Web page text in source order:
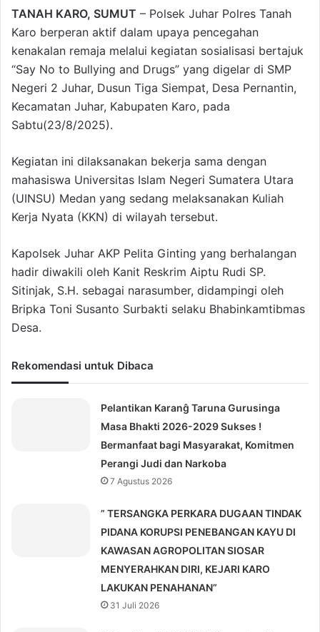
TANAH KARO, SUMUT – Polsek Juhar Polres Tanah
Karo berperan aktif dalam upaya pencegahan
kenakalan remaja melalui kegiatan sosialisasi bertajuk
“Say No to Bullying and Drugs” yang digelar di SMP
Negeri 2 Juhar, Dusun Tiga Siempat, Desa Pernantin,
Kecamatan Juhar, Kabupaten Karo, pada
Sabtu(23/8/2025).
Kegiatan ini dilaksanakan bekerja sama dengan
mahasiswa Universitas Islam Negeri Sumatera Utara
(UINSU) Medan yang sedang melaksanakan Kuliah
Kerja Nyata (KKN) di wilayah tersebut.
Kapolsek Juhar AKP Pelita Ginting yang berhalangan
hadir diwakili oleh Kanit Reskrim Aiptu Rudi SP.
Sitinjak, S.H. sebagai narasumber, didampingi oleh
Bripka Toni Susanto Surbakti selaku Bhabinkamtibmas
Desa.
Rekomendasi untuk Dibaca
Pelantikan Karanĝ Taruna Gurusinga
Masa Bhakti 2026-2029 Sukses !
Bermanfaat bagi Masyarakat, Komitmen
Perangi Judi dan Narkoba
7 Agustus 2026
” TERSANGKA PERKARA DUGAAN TINDAK
PIDANA KORUPSI PENEBANGAN KAYU DI
KAWASAN AGROPOLITAN SIOSAR
MENYERAHKAN DIRI, KEJARI KARO
LAKUKAN PENAHANAN”
31 Juli 2026